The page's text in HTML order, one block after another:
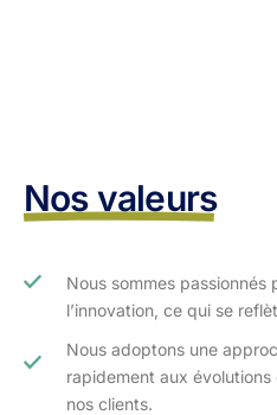
Nos valeurs
Nous sommes passionnés
l’innovation, ce qui se
Nous adoptons une
rapidement aux
nos clients.​